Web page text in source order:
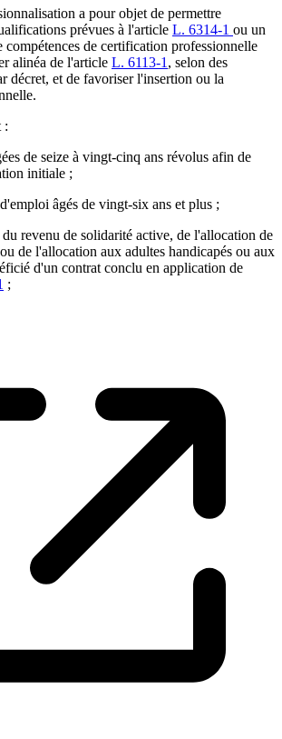
a pour objet de permettre
prévues à l'article L. 6314-1 ou un
compétences de certification professionnelle
alinéa de l'article L. 6113-1 , selon des
décret, et de favoriser l'insertion ou la
:
de seize à vingt-cinq ans révolus afin de
initiale ;
âgés de vingt-six ans et plus ;
revenu de solidarité active, de l'allocation de
de l'allocation aux adultes handicapés ou aux
d'un contrat conclu en application de
;